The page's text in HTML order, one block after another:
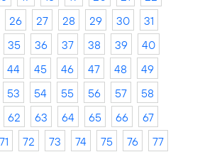
26 27 28 29 30
31
35 36 37 38 39
40
44 45 46 47 48
49
53 54 55 56 57
58
62 63 64 65 66
67
71 72 73 74 75 76
77